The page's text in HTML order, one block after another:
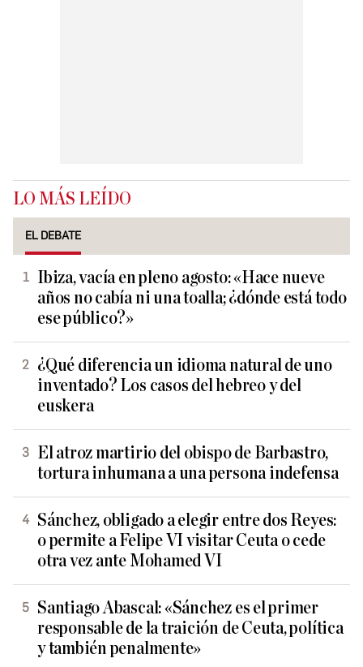
LO MÁS LEÍDO
EL DEBATE
Ibiza, vacía en pleno agosto: «Hace nueve
años no cabía ni una toalla; ¿dónde está todo
ese público?»
¿Qué diferencia un idioma natural de uno
inventado? Los casos del hebreo y del
euskera
El atroz martirio del obispo de Barbastro,
tortura inhumana a una persona indefensa
Sánchez, obligado a elegir entre dos Reyes:
o permite a Felipe VI visitar Ceuta o cede
otra vez ante Mohamed VI
Santiago Abascal: «Sánchez es el primer
responsable de la traición de Ceuta, política
y también penalmente»